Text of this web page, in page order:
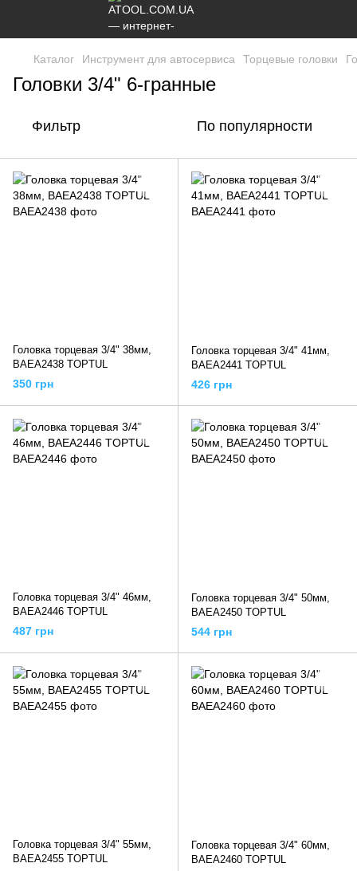
Каталог Инструмент для автосервиса Торцевые головки
Головки 3/4" 6-гранные
Фильтр По популярности
Головка торцевая 3/4" 38мм,
BAEA2438 TOPTUL
350 грн
Головка торцевая 3/4" 41мм,
BAEA2441 TOPTUL
426 грн
Головка торцевая 3/4" 46мм,
BAEA2446 TOPTUL
487 грн
Головка торцевая 3/4" 50мм,
BAEA2450 TOPTUL
544 грн
Головка торцевая 3/4" 55мм,
BAEA2455 TOPTUL
Головка торцевая 3/4" 60мм,
BAEA2460 TOPTUL